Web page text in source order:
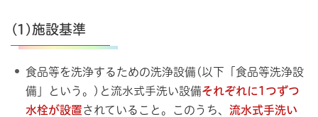
(1)施設基準
食品等を洗浄するための洗浄設備(以下「食品等洗浄設
備」という。)と流水式手洗い設備それぞれに1つずつ
水栓が設置されていること。このうち、 流水式手洗い